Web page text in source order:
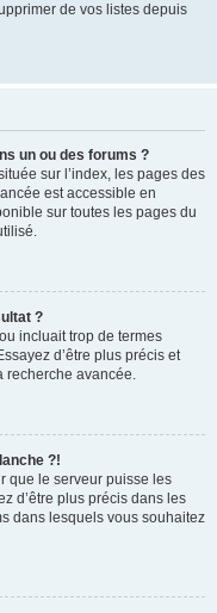
de vos listes depuis
un ou des forums ?
sur l’index, les pages des
est accessible en
sur toutes les pages du
?
incluait trop de termes
d’être plus précis et
recherche avancée.
?!
que le serveur puisse les
d’être plus précis dans les
dans lesquels vous souhaitez